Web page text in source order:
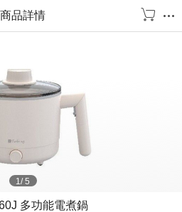
商品詳情
1/5
多功能電煮鍋